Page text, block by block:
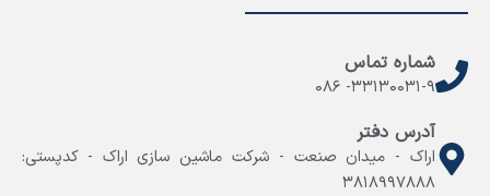
شماره تماس
۳۳۱۳۰۰۳۱-۹- ۰۸۶
آدرس دفتر
اراک - میدان صنعت - شرکت ماشین سازی اراک - کدپستی:
۳۸۱۸۹۹۷۸۸۸